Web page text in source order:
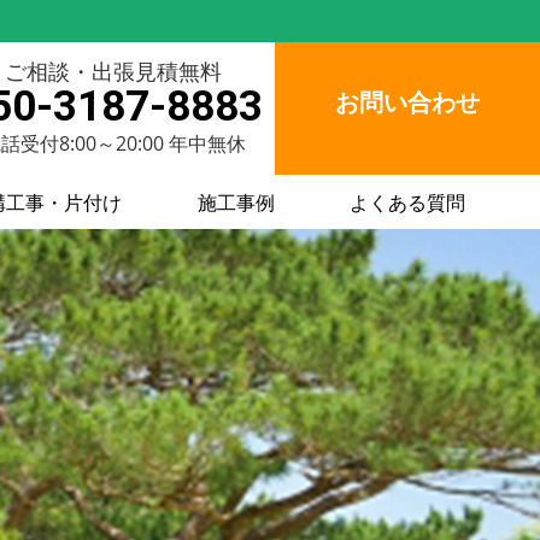
ご相談・出張見積無料
3187-8883
受付8:00～20:00 年中無休
お問い合わせ
工事・片付け 施工事例 よくある質問